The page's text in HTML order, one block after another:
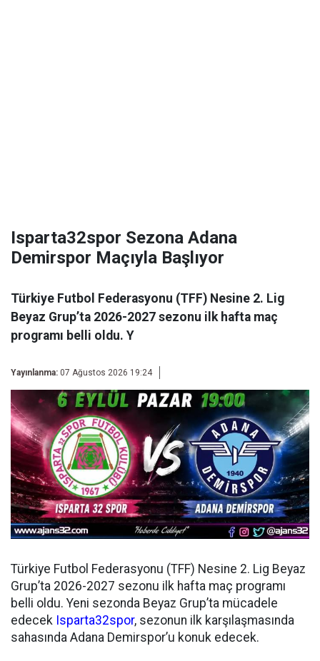
Isparta32spor Sezona Adana
Demirspor Maçıyla Başlıyor
Türkiye Futbol Federasyonu (TFF) Nesine 2. Lig
Beyaz Grup’ta 2026-2027 sezonu ilk hafta maç
programı belli oldu. Y
Yayınlanma: 07 Ağustos 2026 19:24
Türkiye Futbol Federasyonu (TFF) Nesine 2. Lig Beyaz
Grup’ta 2026-2027 sezonu ilk hafta maç programı
belli oldu. Yeni sezonda Beyaz Grup’ta mücadele
edecek Isparta32spor, sezonun ilk karşılaşmasında
sahasında Adana Demirspor’u konuk edecek.